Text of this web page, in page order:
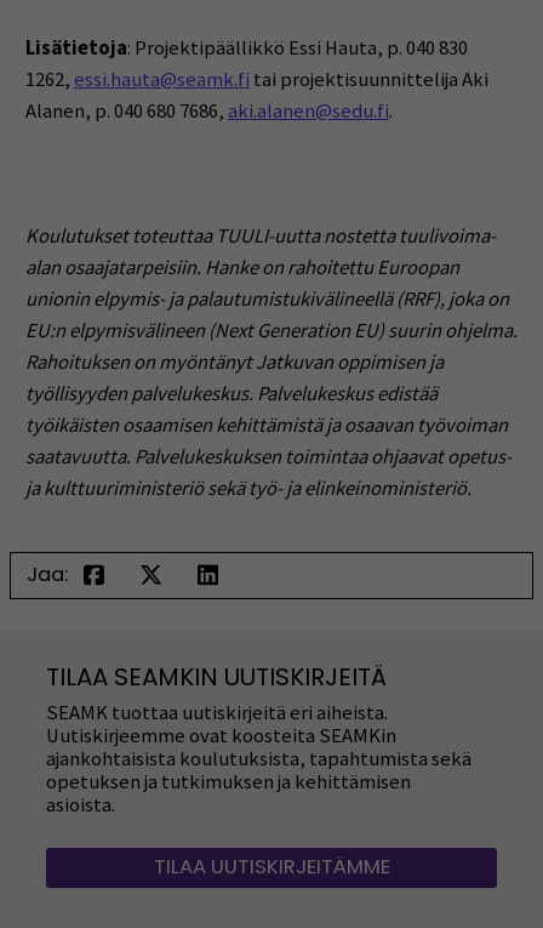
Lisätietoja: Projektipäällikkö Essi Hauta, p. 040 830
1262, essi.hauta@seamk.fi tai projektisuunnittelija Aki
Alanen, p. 040 680 7686, aki.alanen@sedu.fi.
Koulutukset toteuttaa TUULI-uutta nostetta tuulivoima-
alan osaajatarpeisiin. Hanke on rahoitettu Euroopan
unionin elpymis- ja palautumistukivälineellä (RRF), joka on
EU:n elpymisvälineen (Next Generation EU) suurin ohjelma.
Rahoituksen on myöntänyt Jatkuvan oppimisen ja
työllisyyden palvelukeskus. Palvelukeskus edistää
työikäisten osaamisen kehittämistä ja osaavan työvoiman
saatavuutta. Palvelukeskuksen toimintaa ohjaavat opetus-
ja kulttuuriministeriö sekä työ- ja elinkeinoministeriö.
Jaa:
TILAA SEAMKIN UUTISKIRJEITÄ
SEAMK tuottaa uutiskirjeitä eri aiheista.
Uutiskirjeemme ovat koosteita SEAMKin
ajankohtaisista koulutuksista, tapahtumista sekä
opetuksen ja tutkimuksen ja kehittämisen
asioista.
TILAA UUTISKIRJEITÄMME